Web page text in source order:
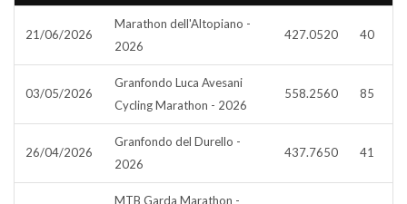
21/06/2026
Marathon dell'Altopiano -
2026
427.0520 40
03/05/2026
Granfondo Luca Avesani
Cycling Marathon - 2026
558.2560 85
26/04/2026
Granfondo del Durello -
2026
437.7650 41
MTB Garda Marathon -